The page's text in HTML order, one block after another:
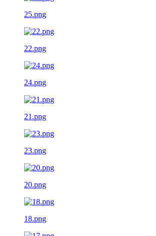
25.png
22.png
24.png
21.png
23.png
20.png
18.png